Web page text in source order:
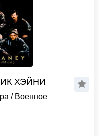
ХЭЙНИ
/ Военное